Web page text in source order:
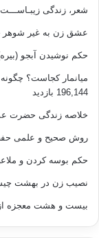
شعر، زندگی
عشق زن به غیر شوهر
حکم نوشیدن آبجو
میانمار کجاست؟
196,144 بازدید
خلاصه زندگی حضرت
روش صحیح و علمی
حکم بوسه کردن و
نصیب زن در بهشت
بیست و هشت معجزه